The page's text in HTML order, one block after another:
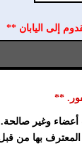
أعضاء وغير صالحة.